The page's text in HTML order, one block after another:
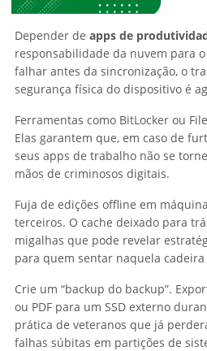
Depender de apps de
responsabilidade da nuvem para
falhar antes da sincronização, o
segurança física do dispositivo é
Ferramentas como BitLocker ou
Elas garantem que, em caso de
seus apps de trabalho não se
mãos de criminosos digitais.
Fuja de edições offline em
terceiros. O cache deixado para
migalhas que pode revelar
para quem sentar naquela cadeira
Crie um “backup do backup”.
ou PDF para um SSD externo
prática de veteranos que já
falhas súbitas em partições de